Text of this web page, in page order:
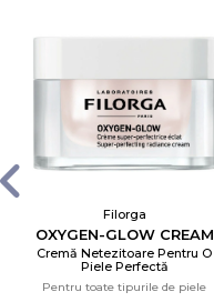
Filorga
OXYGEN-GLOW CREAM
Cremă Netezitoare Pentru O
Piele Perfectă
Pentru toate tipurile de piele